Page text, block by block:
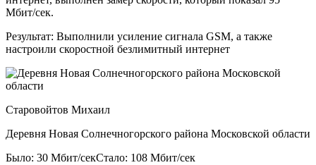
Мбит/сек.
Результат: Выполнили усиление сигнала GSM, а также
настроили скоростной безлимитный интернет
Старовойтов Михаил
Деревня Новая Солнечногорского района Московской области
Было: 30 Мбит/секСтало: 108 Мбит/сек